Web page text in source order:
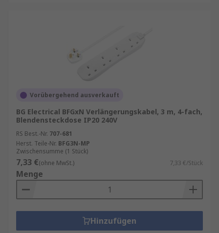
Vorübergehend ausverkauft
BG Electrical BFGxN Verlängerungskabel, 3 m, 4-fach,
Blendensteckdose IP20 240V
RS Best.-Nr. 707-681
Herst. Teile-Nr. BFG3N-MP
Zwischensumme (1 Stück)
7,33 €(ohne MwSt.) 7,33 €/Stück
Menge
Hinzufügen